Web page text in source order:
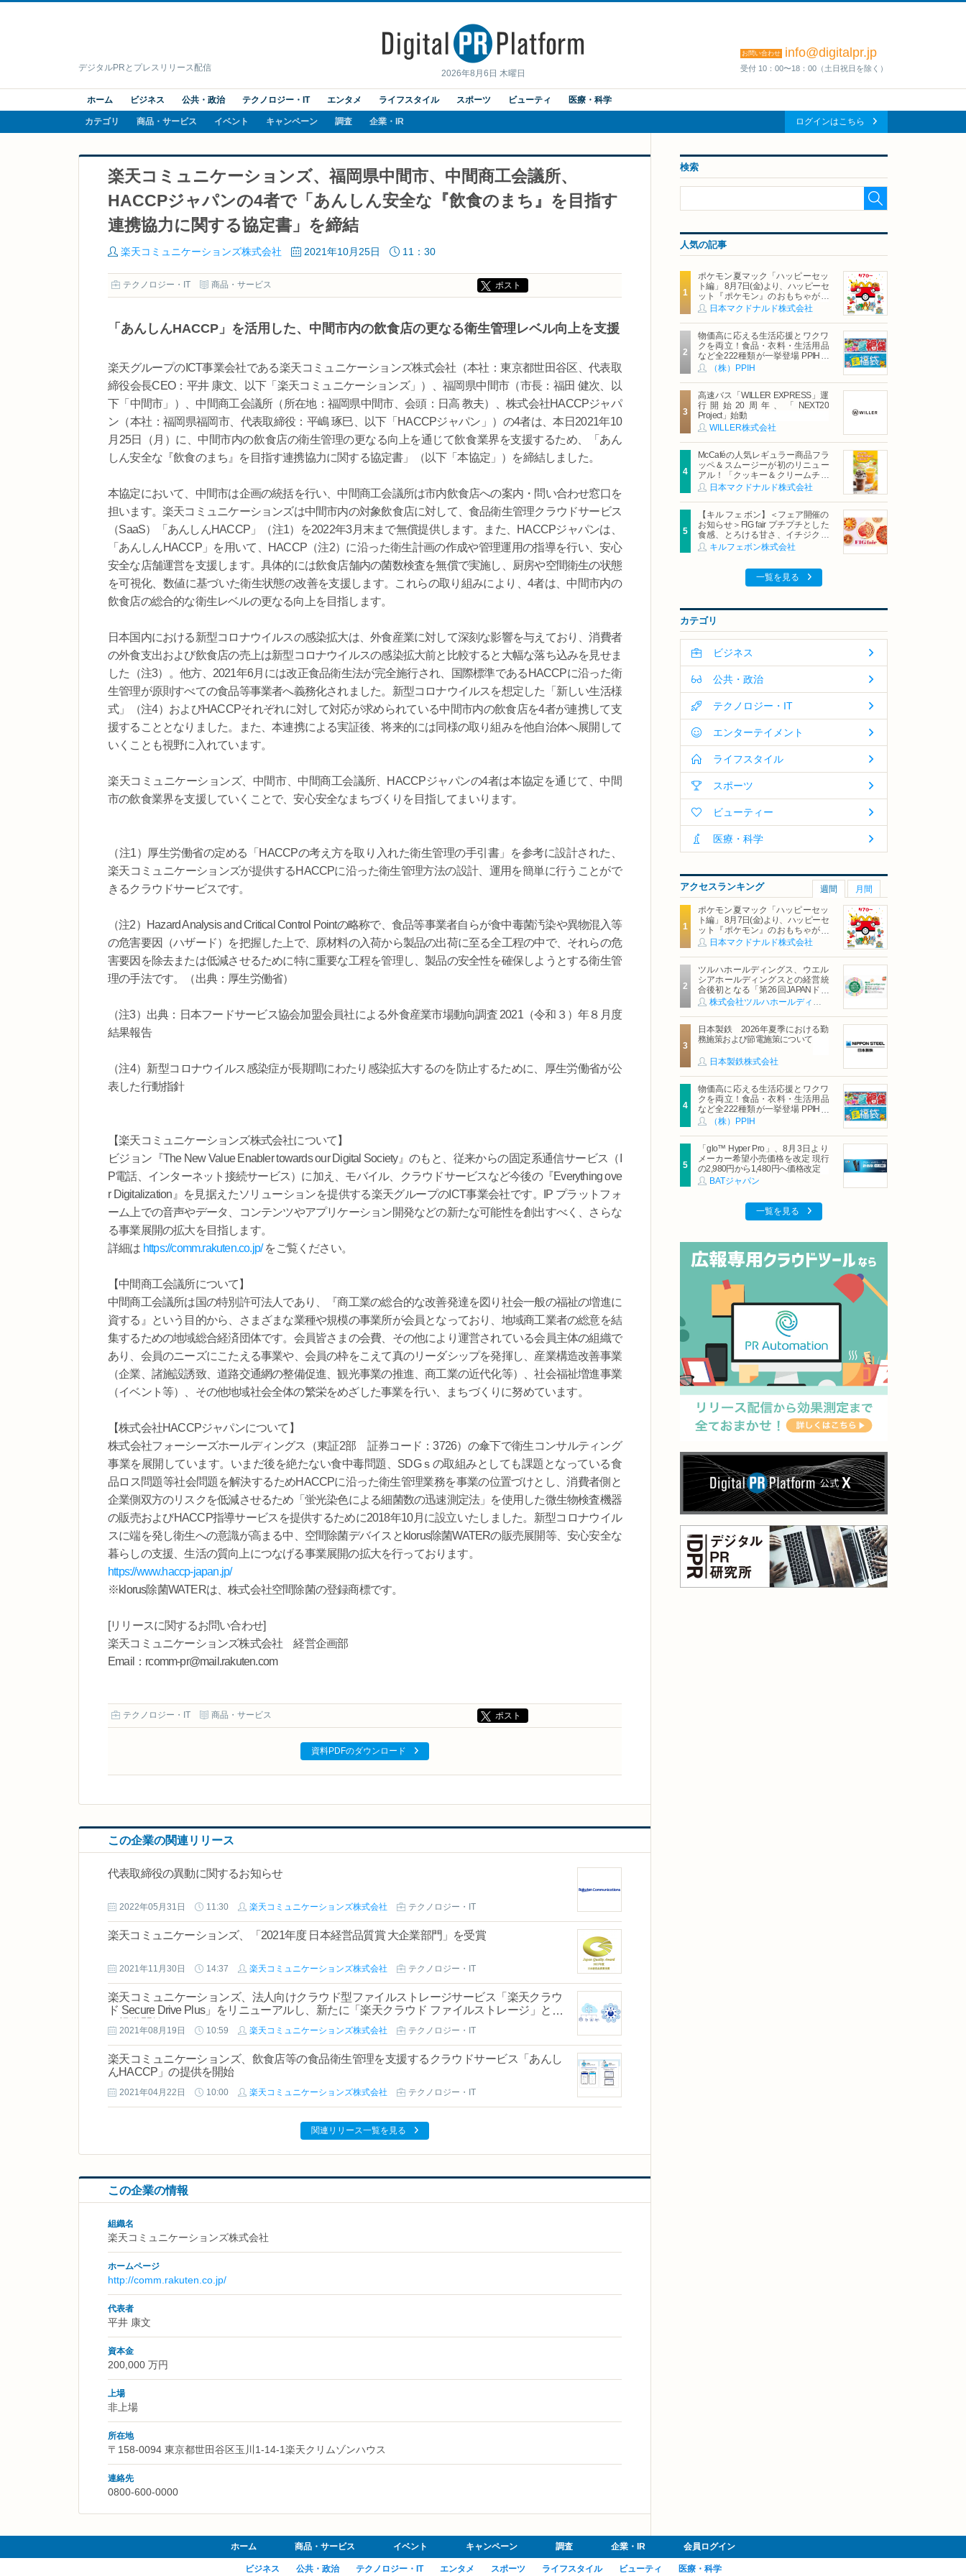
2026年8月6日 木曜日
デジタルPRとプレスリリース配信
お問い合わせ info@digitalpr.jp
受付 10：00〜18：00（土日祝日を除く）
ホーム ビジネス 公共・政治 テクノロジー・IT エンタメ ライフスタイル スポーツ ビューティ 医療・科学
カテゴリ 商品・サービス イベント キャンペーン 調査 企業・IR ログインはこちら
楽天コミュニケーションズ、福岡県中間市、中間商工会議所、
HACCPジャパンの4者で「あんしん安全な『飲食のまち』を目指す
連携協力に関する協定書」を締結
楽天コミュニケーションズ株式会社 2021年10月25日 11：30
テクノロジー・IT 商品・サービス ポスト
「あんしんHACCP」を活用した、中間市内の飲食店の更なる衛生管理レベル向上を支援
楽天グループのICT事業会社である楽天コミュニケーションズ株式会社（本社：東京都世田谷区、代表取
締役会長CEO：平井 康文、以下「楽天コミュニケーションズ」）、福岡県中間市（市長：福田 健次、以
下「中間市」）、中間商工会議所（所在地：福岡県中間市、会頭：日高 教夫）、株式会社HACCPジャパ
ン（本社：福岡県福岡市、代表取締役：平嶋 琢巳、以下「HACCPジャパン」）の4者は、本日2021年10
月25日（月）に、中間市内の飲食店の衛生管理の更なる向上を通じて飲食業界を支援するため、「あん
しん安全な『飲食のまち』を目指す連携協力に関する協定書」（以下「本協定」）を締結しました。
本協定において、中間市は企画の統括を行い、中間商工会議所は市内飲食店への案内・問い合わせ窓口を
担います。楽天コミュニケーションズは中間市内の対象飲食店に対して、食品衛生管理クラウドサービス
（SaaS）「あんしんHACCP」（注1）を2022年3月末まで無償提供します。また、HACCPジャパンは、
「あんしんHACCP」を用いて、HACCP（注2）に沿った衛生計画の作成や管理運用の指導を行い、安心
安全な店舗運営を支援します。具体的には飲食店舗内の菌数検査を無償で実施し、厨房や空間衛生の状態
を可視化、数値に基づいた衛生状態の改善を支援します。これらの取り組みにより、4者は、中間市内の
飲食店の総合的な衛生レベルの更なる向上を目指します。
日本国内における新型コロナウイルスの感染拡大は、外食産業に対して深刻な影響を与えており、消費者
の外食支出および飲食店の売上は新型コロナウイルスの感染拡大前と比較すると大幅な落ち込みを見せま
した（注3）。他方、2021年6月には改正食品衛生法が完全施行され、国際標準であるHACCPに沿った衛
生管理が原則すべての食品等事業者へ義務化されました。新型コロナウイルスを想定した「新しい生活様
式」（注4）およびHACCPそれぞれに対して対応が求められている中間市内の飲食店を4者が連携して支
援することとなりました。また、本連携による実証後、将来的には同様の取り組みを他自治体へ展開して
いくことも視野に入れています。
楽天コミュニケーションズ、中間市、中間商工会議所、HACCPジャパンの4者は本協定を通じて、中間
市の飲食業界を支援していくことで、安心安全なまちづくりを目指してまいります。
（注1）厚生労働省の定める「HACCPの考え方を取り入れた衛生管理の手引書」を参考に設計された、
楽天コミュニケーションズが提供するHACCPに沿った衛生管理方法の設計、運用を簡単に行うことがで
きるクラウドサービスです。
（注2）Hazard Analysis and Critical Control Pointの略称で、食品等事業者自らが食中毒菌汚染や異物混入等
の危害要因（ハザード）を把握した上で、原材料の入荷から製品の出荷に至る全工程の中で、それらの危
害要因を除去または低減させるために特に重要な工程を管理し、製品の安全性を確保しようとする衛生管
理の手法です。（出典：厚生労働省）
（注3）出典：日本フードサービス協会加盟会員社による外食産業市場動向調査 2021（令和３）年８月度
結果報告
（注4）新型コロナウイルス感染症が長期間にわたり感染拡大するのを防止するために、厚生労働省が公
表した行動指針
【楽天コミュニケーションズ株式会社について】
ビジョン『The New Value Enabler towards our Digital Society』のもと、従来からの固定系通信サービス（I
P電話、インターネット接続サービス）に加え、モバイル、クラウドサービスなど今後の『Everything ove
r Digitalization』を見据えたソリューションを提供する楽天グループのICT事業会社です。IP プラットフォ
ーム上での音声やデータ、コンテンツやアプリケーション開発などの新たな可能性を創出すべく、さらな
る事業展開の拡大を目指します。
詳細は https://comm.rakuten.co.jp/をご覧ください。
【中間商工会議所について】
中間商工会議所は国の特別許可法人であり、『商工業の総合的な改善発達を図り社会一般の福祉の増進に
資する』という目的から、さまざまな業種や規模の事業所が会員となっており、地域商工業者の総意を結
集するための地域総合経済団体です。会員皆さまの会費、その他により運営されている会員主体の組織で
あり、会員のニーズにこたえる事業や、会員の枠をこえて真のリーダシップを発揮し、産業構造改善事業
（企業、諸施設誘致、道路交通網の整備促進、観光事業の推進、商工業の近代化等）、社会福祉増進事業
（イベント等）、その他地域社会全体の繁栄をめざした事業を行い、まちづくりに努めています。
【株式会社HACCPジャパンについて】
株式会社フォーシーズホールディングス（東証2部 証券コード：3726）の傘下で衛生コンサルティング
事業を展開しています。いまだ後を絶たない食中毒問題、SDGｓの取組みとしても課題となっている食
品ロス問題等社会問題を解決するためHACCPに沿った衛生管理業務を事業の位置づけとし、消費者側と
企業側双方のリスクを低減させるため「蛍光染色による細菌数の迅速測定法」を使用した微生物検査機器
の販売およびHACCP指導サービスを提供するために2018年10月に設立いたしました。新型コロナウイル
スに端を発し衛生への意識が高まる中、空間除菌デバイスとklorus除菌WATERの販売展開等、安心安全な
暮らしの支援、生活の質向上につなげる事業展開の拡大を行っております。
https://www.haccp-japan.jp/
※klorus除菌WATERは、株式会社空間除菌の登録商標です。
[リリースに関するお問い合わせ]
楽天コミュニケーションズ株式会社 経営企画部
Email：rcomm-pr@mail.rakuten.com
テクノロジー・IT 商品・サービス ポスト
資料PDFのダウンロード
この企業の関連リリース
代表取締役の異動に関するお知らせ
2022年05月31日 11:30 楽天コミュニケーションズ株式会社 テクノロジー・IT
楽天コミュニケーションズ、「2021年度 日本経営品質賞 大企業部門」を受賞
2021年11月30日 14:37 楽天コミュニケーションズ株式会社 テクノロジー・IT
楽天コミュニケーションズ、法人向けクラウド型ファイルストレージサービス「楽天クラウ
ド Secure Drive Plus」をリニューアルし、新たに「楽天クラウド ファイルストレージ」とし
2021年08月19日 10:59 楽天コミュニケーションズ株式会社 テクノロジー・IT
楽天コミュニケーションズ、飲食店等の食品衛生管理を支援するクラウドサービス「あんし
んHACCP」の提供を開始
2021年04月22日 10:00 楽天コミュニケーションズ株式会社 テクノロジー・IT
関連リリース一覧を見る
この企業の情報
組織名
楽天コミュニケーションズ株式会社
ホームページ
http://comm.rakuten.co.jp/
代表者
平井 康文
資本金
200,000 万円
上場
非上場
所在地
〒158-0094 東京都世田谷区玉川1-14-1楽天クリムゾンハウス
連絡先
0800-600-0000
検索
人気の記事
ポケモン夏マック「ハッピーセッ
ト編」 8月7日(金)より、ハッピーセ
ット『ポケモン』のおもちゃが期
間限定登場
日本マクドナルド株式会社
物価高に応える生活応援とワクワ
クを両立！食品・衣料・生活用品
など全222種類が一挙登場 PPIHグ
ループ「夏福袋」＆セール 8月6日
(木)より順次スタート
（株）PPIH
高速バス「WILLER EXPRESS」運
行開始20周年、「NEXT20
Project」始動
WILLER株式会社
McCaféの人気レギュラー商品フラ
ッペ＆スムージーが初のリニュー
アル！「クッキー＆クリームチョ
コフラッペ」「マンゴースムージ
ー」8月5日（水）から販売開始
日本マクドナルド株式会社
【キル フェ ボン】＜フェア開催の
お知らせ＞FIG fair プチプチとした
食感、とろける甘さ、イチジクの
魅力をたっぷりと。新作を含め、
イチジク尽くしの全4種が登場8月
キルフェボン株式会社
一覧を見る
カテゴリ
ビジネス
公共・政治
テクノロジー・IT
エンターテイメント
ライフスタイル
スポーツ
ビューティー
医療・科学
アクセスランキング 週間 月間
ポケモン夏マック「ハッピーセッ
ト編」 8月7日(金)より、ハッピーセ
ット『ポケモン』のおもちゃが期
間限定登場
日本マクドナルド株式会社
ツルハホールディングス、ウエル
シアホールディングスとの経営統
合後初となる「第26回JAPANドラ
ッグストアショー」に出展
株式会社ツルハホールディングス
日本製鉄 2026年夏季における勤
務施策および節電施策について
日本製鉄株式会社
物価高に応える生活応援とワクワ
クを両立！食品・衣料・生活用品
など全222種類が一挙登場 PPIHグ
ループ「夏福袋」＆セール 8月6日
（株）PPIH
「glo™ Hyper Pro」、8月3日より
メーカー希望小売価格を改定 現行
の2,980円から1,480円へ価格改定
BATジャパン
一覧を見る
ホーム 商品・サービス イベント キャンペーン 調査 企業・IR 会員ログイン
ビジネス 公共・政治 テクノロジー・IT エンタメ スポーツ ライフスタイル ビューティ 医療・科学